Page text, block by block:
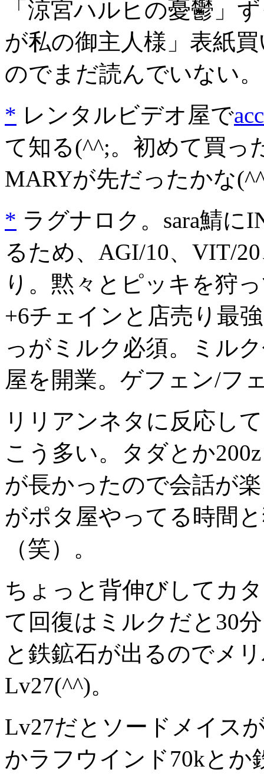
「涼宮ハルヒの憂鬱」
が私の御主人様」表紙
のでまだ読んでいない
* レンタルビデオ屋で
て知る(^^;。初めて買っ
MARYが先だったかな
* ラグナロク。sara鯖に
るため、AGI/10、VIT/
り。黙々とピッキを狩
+6チェインと店売り最
っがミルク必須。ミル
屋を開業。ゲフェン/フ
リリアンネタに反応し
こう多い。タダとか
が長かったので会話が
がポタ屋やってる時間
（笑）。
ちょっと背伸びしてカ
て回復はミルクだと30
と鉄鉱石が出るのでメ
Lv27(^^)。
Lv27だとソードメイス
かラフウインド70kとか